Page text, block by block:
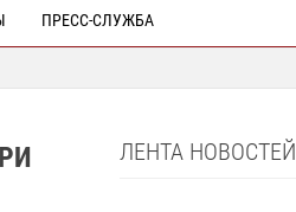
ПРЕСС-СЛУЖБА
ЛЕНТА НОВОСТЕЙ